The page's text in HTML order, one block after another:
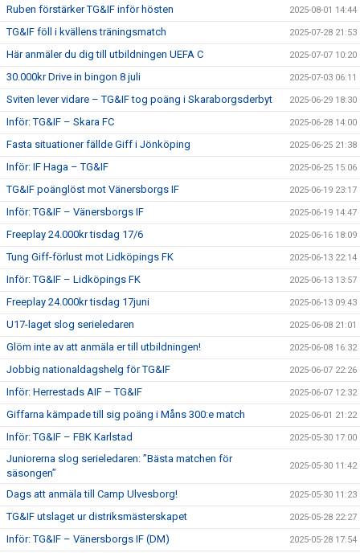
Ruben förstärker TG&IF inför hösten 2025-08-01 14:44
TG&IF föll i kvällens träningsmatch 2025-07-28 21:53
Här anmäler du dig till utbildningen UEFA C 2025-07-07 10:20
30.000kr Drive in bingon 8 juli 2025-07-03 06:11
Sviten lever vidare – TG&IF tog poäng i Skaraborgsderbyt 2025-06-29 18:30
Inför: TG&IF – Skara FC 2025-06-28 14:00
Fasta situationer fällde Giff i Jönköping 2025-06-25 21:38
Inför: IF Haga – TG&IF 2025-06-25 15:06
TG&IF poänglöst mot Vänersborgs IF 2025-06-19 23:17
Inför: TG&IF – Vänersborgs IF 2025-06-19 14:47
Freeplay 24.000kr tisdag 17/6 2025-06-16 18:09
Tung Giff-förlust mot Lidköpings FK 2025-06-13 22:14
Inför: TG&IF – Lidköpings FK 2025-06-13 13:57
Freeplay 24.000kr tisdag 17juni 2025-06-13 09:43
U17-laget slog serieledaren 2025-06-08 21:01
Glöm inte av att anmäla er till utbildningen! 2025-06-08 16:32
Jobbig nationaldagshelg för TG&IF 2025-06-07 22:26
Inför: Herrestads AIF – TG&IF 2025-06-07 12:32
Giffarna kämpade till sig poäng i Måns 300:e match 2025-06-01 21:22
Inför: TG&IF – FBK Karlstad 2025-05-30 17:00
Juniorerna slog serieledaren: ”Bästa matchen för
säsongen”
2025-05-30 11:42
Dags att anmäla till Camp Ulvesborg! 2025-05-30 11:23
TG&IF utslaget ur distriksmästerskapet 2025-05-28 22:27
Inför: TG&IF – Vänersborgs IF (DM) 2025-05-28 17:54